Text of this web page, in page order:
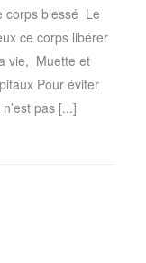
corps blessé Le
ce corps libérer
vie, Muette et
Pour éviter
pas [...]